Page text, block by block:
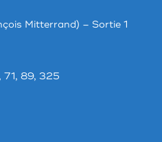
Mitterrand) – Sortie 1
71, 89, 325